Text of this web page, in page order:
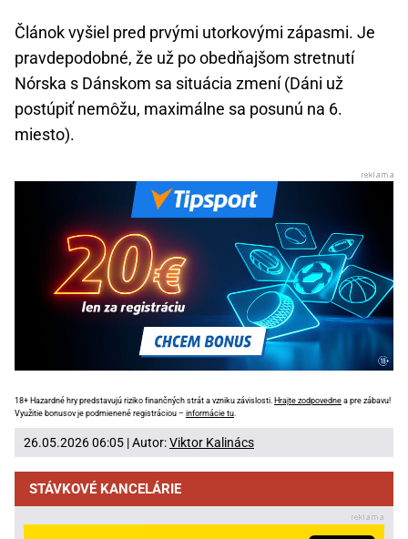
Článok vyšiel pred prvými utorkovými zápasmi. Je
pravdepodobné, že už po obedňajšom stretnutí
Nórska s Dánskom sa situácia zmení (Dáni už
postúpiť nemôžu, maximálne sa posunú na 6.
miesto).
18+ Hazardné hry predstavujú riziko finančných strát a vzniku závislosti. Hrajte zodpovedne a pre zábavu!
Využitie bonusov je podmienené registráciou – informácie tu
26.05.2026 06:05 | Autor:Viktor Kalinács
STÁVKOVÉ KANCELÁRIE